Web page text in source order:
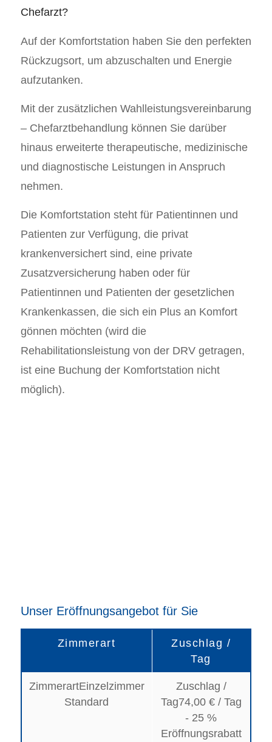
Chefarzt?
Auf der Komfortstation haben Sie den perfekten
Rückzugsort, um abzuschalten und Energie
aufzutanken.
Mit der zusätzlichen Wahlleistungsvereinbarung
– Chefarztbehandlung können Sie darüber
hinaus erweiterte therapeutische, medizinische
und diagnostische Leistungen in Anspruch
nehmen.
Die Komfortstation steht für Patientinnen und
Patienten zur Verfügung, die privat
krankenversichert sind, eine private
Zusatzversicherung haben oder für
Patientinnen und Patienten der gesetzlichen
Krankenkassen, die sich ein Plus an Komfort
gönnen möchten (wird die
Rehabilitationsleistung von der DRV getragen,
ist eine Buchung der Komfortstation nicht
möglich).
Unser Eröffnungsangebot für Sie
Zimmerart
Zuschlag /
Tag
Einzelzimmer
Standard
74,00 € / Tag
- 25 %
Eröffnungsrabatt